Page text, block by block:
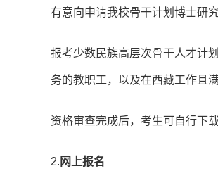
有意向申请我校骨干计划博士研
报考少数民族高层次骨干人才计
务的教职工，以及在西藏工作且
资格审查完成后，考生可自行下
2. 网上报名